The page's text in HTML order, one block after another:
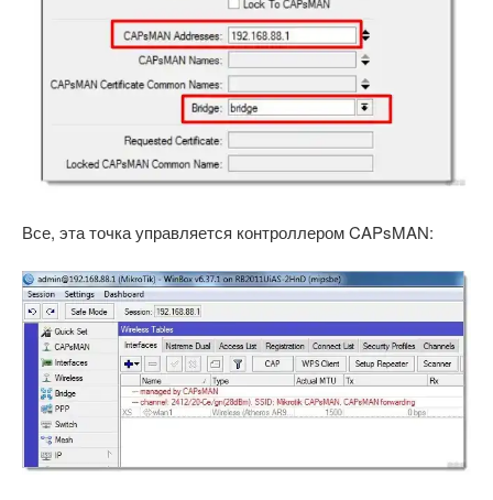
Все, эта точка управляется контроллером CAPsMAN: